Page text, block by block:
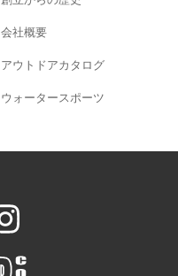
会社概要
アウトドアカタログ
ウォータースポーツ